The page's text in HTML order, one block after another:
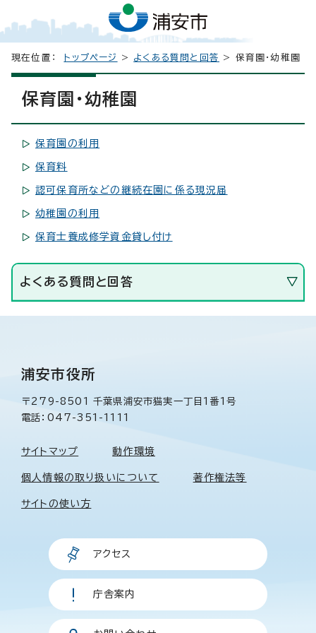
現在位置： トップページ > よくある質問と回答 > 保育園・幼稚園
保育園・幼稚園
保育園の利用
保育料
認可保育所などの継続在園に係る現況届
幼稚園の利用
保育士養成修学資金貸し付け
よくある質問と回答
浦安市役所
〒279-8501 千葉県浦安市猫実一丁目1番1号
電話：047-351-1111
サイトマップ 動作環境
個人情報の取り扱いについて 著作権法等
サイトの使い方
アクセス
庁舎案内